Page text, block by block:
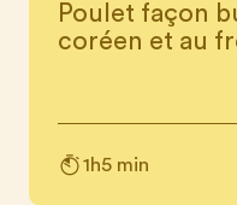
Poulet façon
coréen et au
1h5 min